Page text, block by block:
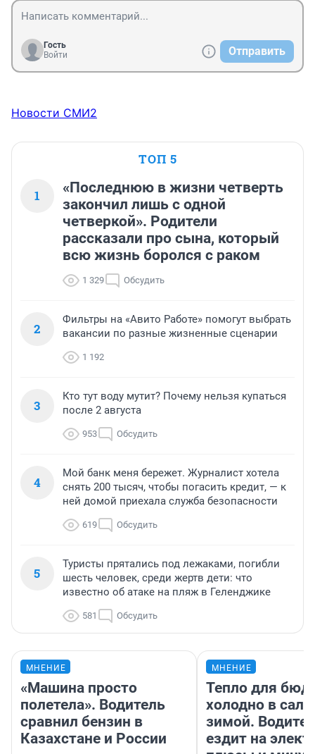
Гость
Войти
Отправить
Новости СМИ2
ТОП 5
1
«Последнюю в жизни четверть
закончил лишь с одной
четверкой». Родители
рассказали про сына, который
всю жизнь боролся с раком
1 329 Обсудить
2
Фильтры на «Авито Работе» помогут выбрать
вакансии по разные жизненные сценарии
1 192
3
Кто тут воду мутит? Почему нельзя купаться
после 2 августа
953 Обсудить
4
Мой банк меня бережет. Журналист хотела
снять 200 тысяч, чтобы погасить кредит, — к
ней домой приехала служба безопасности
619 Обсудить
5
Туристы прятались под лежаками, погибли
шесть человек, среди жертв дети: что
известно об атаке на пляж в Геленджике
581 Обсудить
МНЕНИЕ
«Машина просто
полетела». Водитель
сравнил бензин в
Казахстане и России
МНЕНИЕ
Тепло для
холодно в
зимой.
ездит на